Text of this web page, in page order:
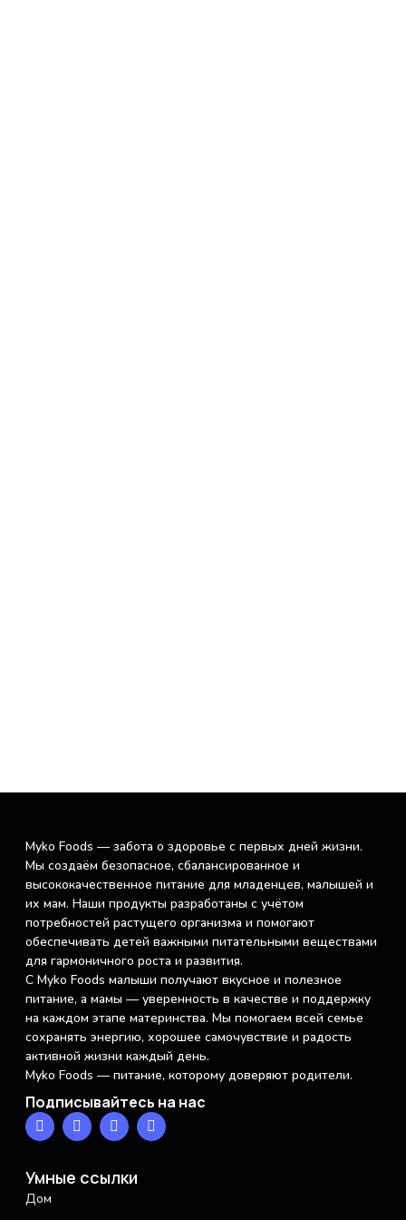
Myko Foods — забота о здоровье с первых дней жизни.
Мы создаём безопасное, сбалансированное и
высококачественное питание для младенцев, малышей и
их мам. Наши продукты разработаны с учётом
потребностей растущего организма и помогают
обеспечивать детей важными питательными веществами
для гармоничного роста и развития.
С Myko Foods малыши получают вкусное и полезное
питание, а мамы — уверенность в качестве и поддержку
на каждом этапе материнства. Мы помогаем всей семье
сохранять энергию, хорошее самочувствие и радость
активной жизни каждый день.
Myko Foods — питание, которому доверяют родители.
Подписывайтесь на нас
Умные ссылки
Дом